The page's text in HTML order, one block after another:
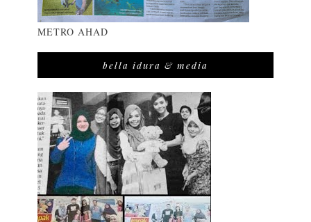
METRO AHAD
bella idura & media